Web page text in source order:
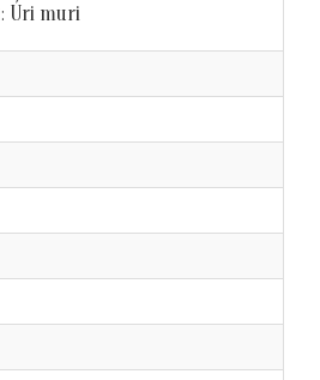
Úri muri